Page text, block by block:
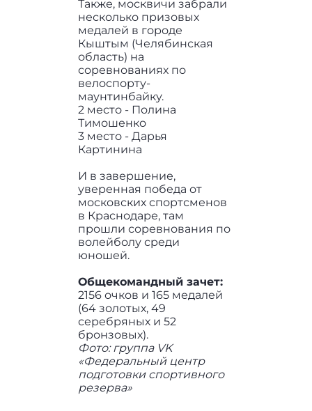
Также, москвичи забрали
несколько призовых
медалей в городе
Кыштым (Челябинская
область) на
соревнованиях по
велоспорту-
маунтинбайку.
2 место - Полина
Тимошенко
3 место - Дарья
Картинина
И в завершение,
уверенная победа от
московских спортсменов
в Краснодаре, там
прошли соревнования по
волейболу среди
юношей.
Общекомандный зачет:
2156 очков и 165 медалей
(64 золотых, 49
серебряных и 52
бронзовых).
Фото: группа VK
«Федеральный центр
подготовки спортивного
резерва»